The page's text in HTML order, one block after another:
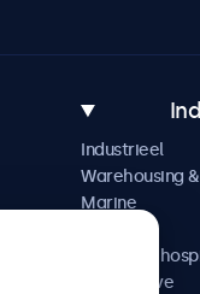
Industrieel
Warehousing
Marine
Horeca &
Automotive